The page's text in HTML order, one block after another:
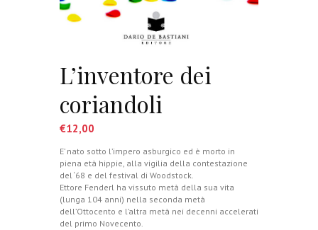
L’inventore dei
coriandoli
€12,00
E’ nato sotto l’impero asburgico ed è morto in
piena età hippie, alla vigilia della contestazione
del ‘68 e del festival di Woodstock.
Ettore Fenderl ha vissuto metà della sua vita
(lunga 104 anni) nella seconda metà
dell’Ottocento e l’altra metà nei decenni accelerati
del primo Novecento.